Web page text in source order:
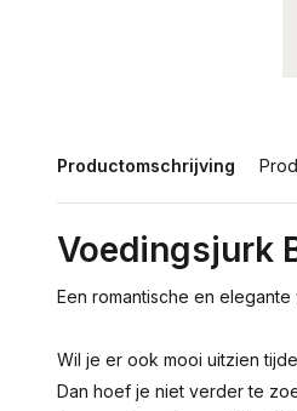
Productomschrijving
Voedingsjurk
Een romantische en
Wil je er ook mooi uitzien
Dan hoef je niet verder te